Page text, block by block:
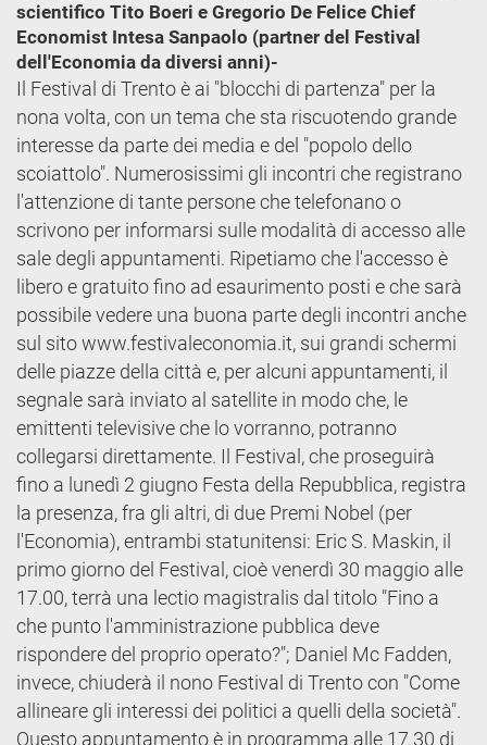
scientifico Tito Boeri e Gregorio De Felice Chief
Economist Intesa Sanpaolo (partner del Festival
dell'Economia da diversi anni)-
Il Festival di Trento è ai "blocchi di partenza" per la
nona volta, con un tema che sta riscuotendo grande
interesse da parte dei media e del "popolo dello
scoiattolo". Numerosissimi gli incontri che registrano
l'attenzione di tante persone che telefonano o
scrivono per informarsi sulle modalità di accesso alle
sale degli appuntamenti. Ripetiamo che l'accesso è
libero e gratuito fino ad esaurimento posti e che sarà
possibile vedere una buona parte degli incontri anche
sul sito www.festivaleconomia.it, sui grandi schermi
delle piazze della città e, per alcuni appuntamenti, il
segnale sarà inviato al satellite in modo che, le
emittenti televisive che lo vorranno, potranno
collegarsi direttamente. Il Festival, che proseguirà
fino a lunedì 2 giugno Festa della Repubblica, registra
la presenza, fra gli altri, di due Premi Nobel (per
l'Economia), entrambi statunitensi: Eric S. Maskin, il
primo giorno del Festival, cioè venerdì 30 maggio alle
17.00, terrà una lectio magistralis dal titolo "Fino a
che punto l'amministrazione pubblica deve
rispondere del proprio operato?"; Daniel Mc Fadden,
invece, chiuderà il nono Festival di Trento con "Come
allineare gli interessi dei politici a quelli della società".
Questo appuntamento è in programma alle 17.30 di